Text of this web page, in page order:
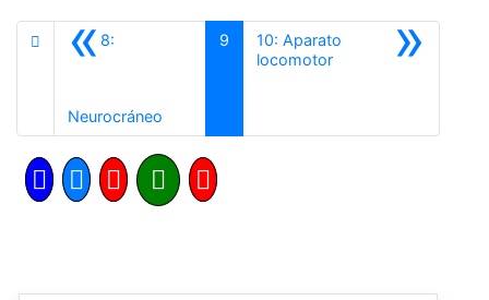
«8:
Neurocráneo
9 »
10: Aparato
locomotorSiguiente